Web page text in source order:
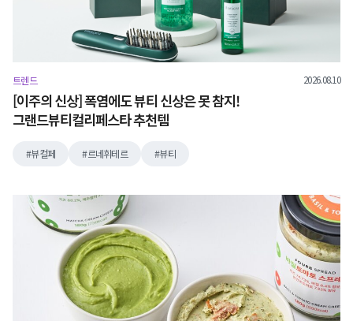
트렌드 2026.08.10
[이주의 신상] 폭염에도 뷰티 신상은 못 참지!
그랜드뷰티컬리페스타 추천템
뷰컬페 르네휘테르 뷰티